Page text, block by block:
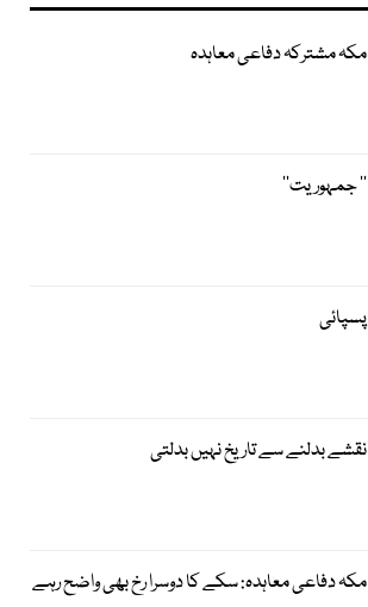
مکہ مشترکہ دفاعی معاہدہ
’’ جمہوریت‘‘
پسپائی
نقشے بدلنے سے تاریخ نہیں بدلتی
مکہ دفاعی معاہدہ: سکے کا دوسرا رخ بھی واضح رہے